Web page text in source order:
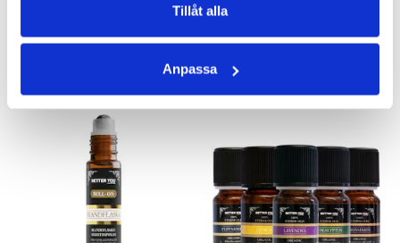
Tillåt alla
Anpassa
89 kr
LÄGG I VARUKORGEN
229 kr
LÄGG I VARUKORGEN